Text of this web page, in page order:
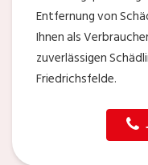
Entfernung von
Ihnen als
zuverlässigen
Friedrichsfelde.